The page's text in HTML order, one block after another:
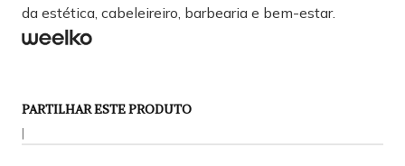
da estética, cabeleireiro, barbearia e bem-estar.
PARTILHAR ESTE PRODUTO
|